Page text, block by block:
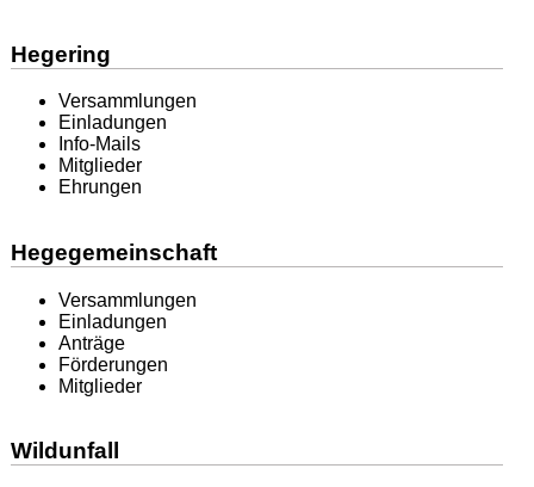
Hegering
Versammlungen
Einladungen
Info-Mails
Mitglieder
Ehrungen
Hegegemeinschaft
Versammlungen
Einladungen
Anträge
Förderungen
Mitglieder
Wildunfall